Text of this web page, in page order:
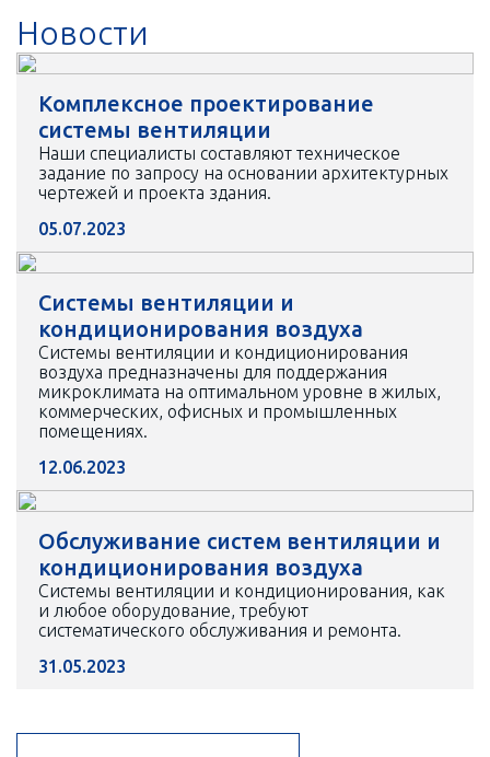
Новости
Комплексное проектирование
системы вентиляции
Наши специалисты составляют техническое
задание по запросу на основании архитектурных
чертежей и проекта здания.
05.07.2023
Системы вентиляции и
кондиционирования воздуха
Системы вентиляции и кондиционирования
воздуха предназначены для поддержания
микроклимата на оптимальном уровне в жилых,
коммерческих, офисных и промышленных
помещениях.
12.06.2023
Обслуживание систем вентиляции и
кондиционирования воздуха
Системы вентиляции и кондиционирования, как
и любое оборудование, требуют
систематического обслуживания и ремонта.
31.05.2023